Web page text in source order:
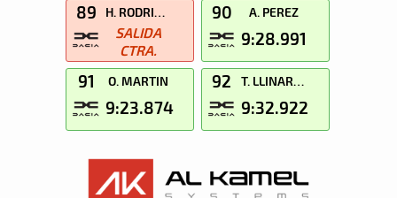
89 H. RODRIGUEZ
SALIDA
CTRA.
90 A. PEREZ
9:28.991
91 O. MARTIN
9:23.874
92 T. LLINARES
9:32.922